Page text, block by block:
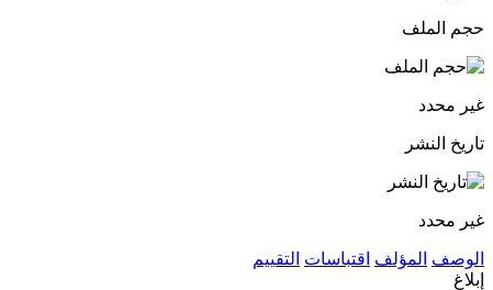
حجم الملف
غير محدد
تاريخ النشر
غير محدد
الوصف المؤلف اقتباسات التقييم
إبلاغ